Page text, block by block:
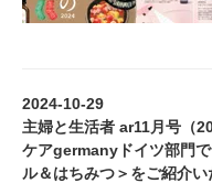
2024-10-29
主婦と生活者 ar11月号（
ケアgermanyドイツ部門
ル＆はちみつ＞をご紹介い